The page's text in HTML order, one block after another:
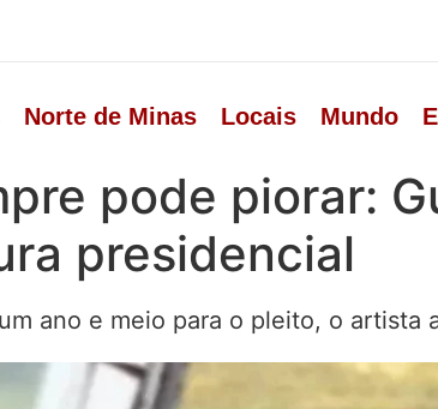
Norte de Minas Locais Mundo
pode piorar:
presidencial
ano e meio para o pleito, o artista